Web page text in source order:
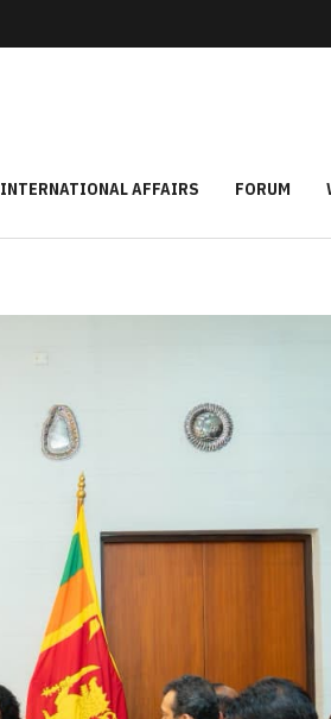
INTERNATIONAL AFFAIRS FORUM